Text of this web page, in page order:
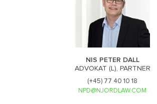
NIS PETER DALL
ADVOKAT (L), PARTNER
(+45) 77 40 10 18
NPD@NJORDLAW.COM